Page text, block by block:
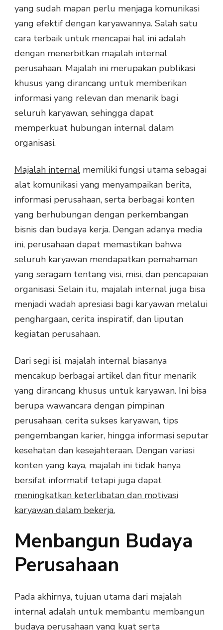
yang sudah mapan perlu menjaga komunikasi
yang efektif dengan karyawannya. Salah satu
cara terbaik untuk mencapai hal ini adalah
dengan menerbitkan majalah internal
perusahaan. Majalah ini merupakan publikasi
khusus yang dirancang untuk memberikan
informasi yang relevan dan menarik bagi
seluruh karyawan, sehingga dapat
memperkuat hubungan internal dalam
organisasi.
Majalah internal memiliki fungsi utama sebagai
alat komunikasi yang menyampaikan berita,
informasi perusahaan, serta berbagai konten
yang berhubungan dengan perkembangan
bisnis dan budaya kerja. Dengan adanya media
ini, perusahaan dapat memastikan bahwa
seluruh karyawan mendapatkan pemahaman
yang seragam tentang visi, misi, dan pencapaian
organisasi. Selain itu, majalah internal juga bisa
menjadi wadah apresiasi bagi karyawan melalui
penghargaan, cerita inspiratif, dan liputan
kegiatan perusahaan.
Dari segi isi, majalah internal biasanya
mencakup berbagai artikel dan fitur menarik
yang dirancang khusus untuk karyawan. Ini bisa
berupa wawancara dengan pimpinan
perusahaan, cerita sukses karyawan, tips
pengembangan karier, hingga informasi seputar
kesehatan dan kesejahteraan. Dengan variasi
konten yang kaya, majalah ini tidak hanya
bersifat informatif tetapi juga dapat
meningkatkan keterlibatan dan motivasi
karyawan dalam bekerja.
Menbangun Budaya
Perusahaan
Pada akhirnya, tujuan utama dari majalah
internal adalah untuk membantu membangun
budaya perusahaan yang kuat serta